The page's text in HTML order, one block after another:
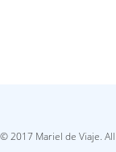
2017 Mariel de Viaje.